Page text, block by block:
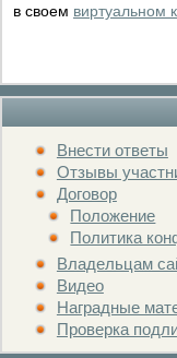
Внести ответы
Отзывы
Договор
Положение
Политика
Владельцам
Видео
Наградные
Проверка
в своем виртуальном